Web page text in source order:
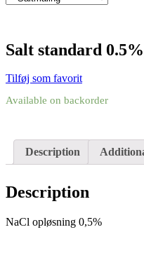
Salt standard
Tilføj som favorit
Available on backorder
Description
Description
NaCl opløsning 0,5%